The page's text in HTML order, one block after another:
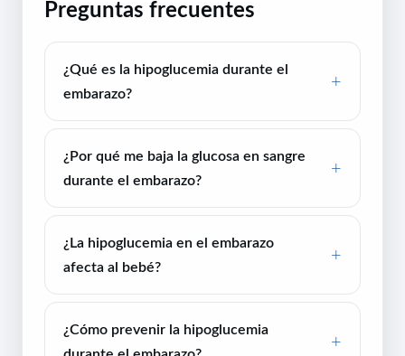
Preguntas frecuentes
¿Qué es la hipoglucemia durante el
embarazo?
¿Por qué me baja la glucosa en sangre
durante el embarazo?
¿La hipoglucemia en el embarazo
afecta al bebé?
¿Cómo prevenir la hipoglucemia
durante el embarazo?